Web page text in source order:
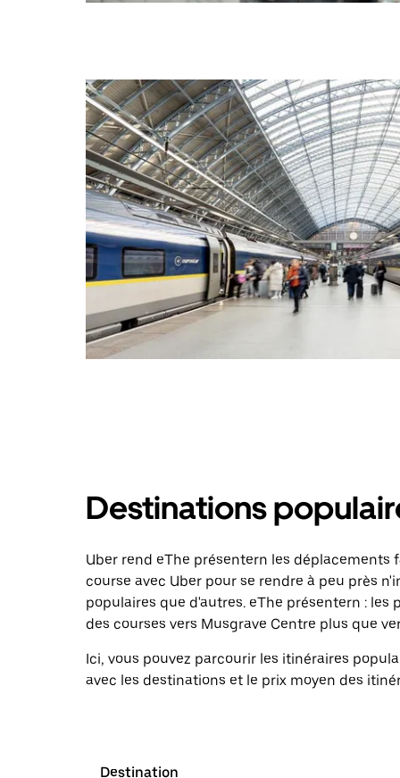
Destinations
Uber rend eThe présentern les déplacements
course avec Uber pour se rendre à peu près
populaires que d'autres. eThe présentern :
des courses vers Musgrave Centre plus que
Ici, vous pouvez parcourir les itinéraires
avec les destinations et le prix moyen des
Destination